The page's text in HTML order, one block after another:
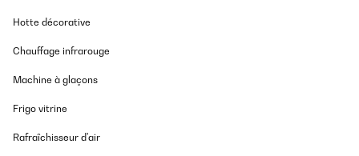
Hotte décorative
Chauffage infrarouge
Machine à glaçons
Frigo vitrine
Rafraîchisseur d'air